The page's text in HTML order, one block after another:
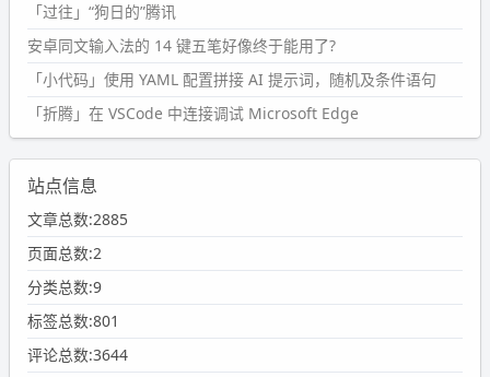
「过往」“狗日的”腾讯
安卓同文输入法的 14 键五笔好像终于能用了?
「小代码」使用 YAML 配置拼接 AI 提示词，随机及条件语句
「折腾」在 VSCode 中连接调试 Microsoft Edge
站点信息
文章总数:2885
页面总数:2
分类总数:9
标签总数:801
评论总数:3644